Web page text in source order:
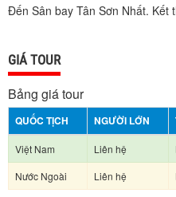
Đến Sân bay Tân Sơn Nhất. Kết
GIÁ TOUR
Bảng giá tour
QUỐC TỊCH NGƯỜI LỚN
Việt Nam Liên hệ
Nước Ngoài
Liên hệ